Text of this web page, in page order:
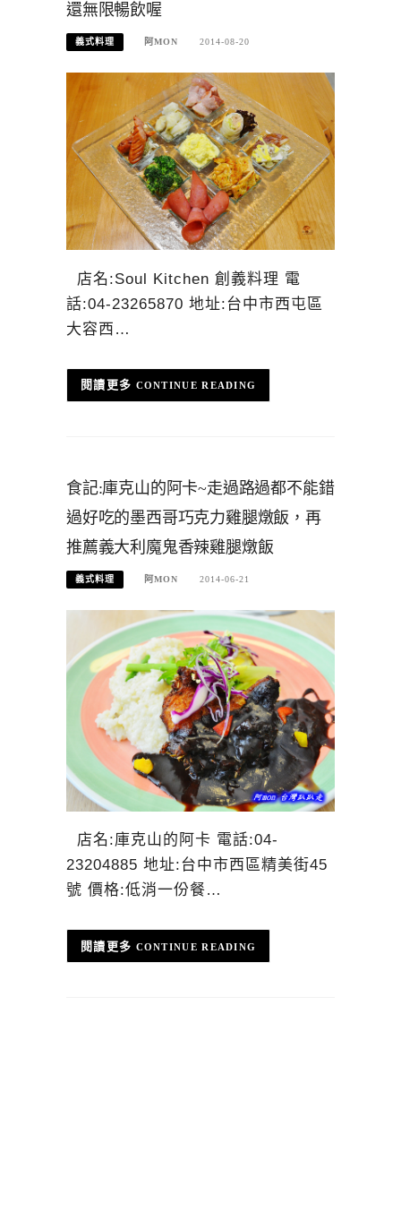
還無限暢飲喔
義式料理 阿MON 2014-08-20
店名:Soul Kitchen 創義料理 電
話:04-23265870 地址:台中市西屯區
大容西…
CONTINUE READING
食記:庫克山的阿卡~走過路過都不能錯
過好吃的墨西哥巧克力雞腿燉飯，再
推薦義大利魔鬼香辣雞腿燉飯
義式料理 阿MON 2014-06-21
店名:庫克山的阿卡 電話:04-
23204885 地址:台中市西區精美街45
號 價格:低消一份餐…
CONTINUE READING